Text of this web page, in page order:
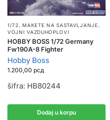
1/72, MAKETE NA SASTAVLJANJE,
VOJNI VAZDUHOPLOVI
HOBBY BOSS 1/72 Germany
Fw190A-8 Fighter
Hobby Boss
1.200,00 рсд
šifra: HB80244
Dodaj u korpu